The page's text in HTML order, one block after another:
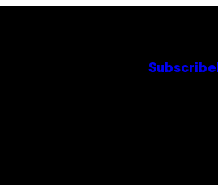
Subscribe